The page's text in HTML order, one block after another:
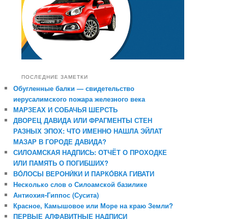
ПОСЛЕДНИЕ ЗАМЕТКИ
Обугленные балки — свидетельство
иерусалимского пожара железного века
МАРЗЕАХ И СОБАЧЬЯ ШЕРСТЬ
ДВОРЕЦ ДАВИДА ИЛИ ФРАГМЕНТЫ СТЕН
РАЗНЫХ ЭПОХ: ЧТО ИМЕННО НАШЛА ЭЙЛАТ
МАЗАР В ГОРОДЕ ДАВИДА?
СИЛОАМСКАЯ НАДПИСЬ: ОТЧЁТ О ПРОХОДКЕ
ИЛИ ПАМЯТЬ О ПОГИБШИХ?
ВО́ЛОСЫ ВЕРОНИ́КИ И ПАРКО́ВКА ГИВАТИ
Несколько слов о Силоамской базилике
Антиохия-Гиппос (Сусита)
Красное, Камышовое или Море на краю Земли?
ПЕРВЫЕ АЛФАВИТНЫЕ НАДПИСИ